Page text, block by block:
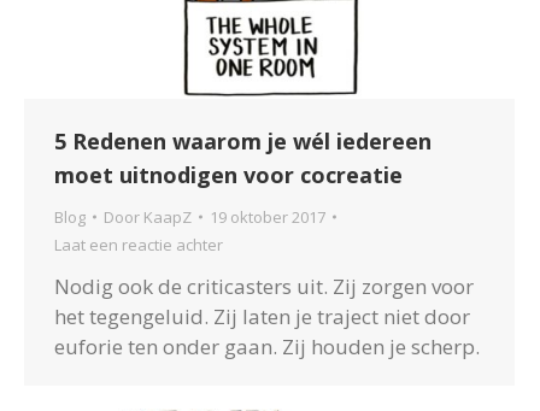
5 Redenen waarom je wél iedereen
moet uitnodigen voor cocreatie
Blog Door KaapZ
19 oktober 2017
Laat een reactie achter
Nodig ook de criticasters uit. Zij zorgen voor
het tegengeluid. Zij laten je traject niet door
euforie ten onder gaan. Zij houden je scherp.